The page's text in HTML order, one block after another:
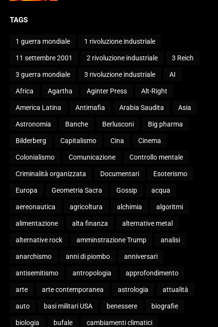
TAGS
1 guerra mondiale 1 rivoluzione industriale
11 settembre 2001 2 rivoluzione industriale 3 Reich
3 guerra mondiale 3 rivoluzione industriale AI
Africa Agartha Aginter Press Alt-Right
America Latina Antimafia Arabia Saudita Asia
Astronomia Banche Berlusconi Big pharma
Bilderberg Capitalismo Cina Cinema
Colonialismo Comunicazione Controllo mentale
Criminalità organizzata Documentari Esoterismo
Europa Geometria Sacra Gossip acqua
aereonautica agricoltura alchimia algoritmi
alimentazione alta finanza alternative metal
alternative rock amminstrazione Trump analisi
anarchismo anni di piombo anniversari
antisemitismo antropologia approfondimento
arte arte contemporanea astrologia attualità
auto basi militari USA benessere biografie
biologia bufale cambiamenti climatici